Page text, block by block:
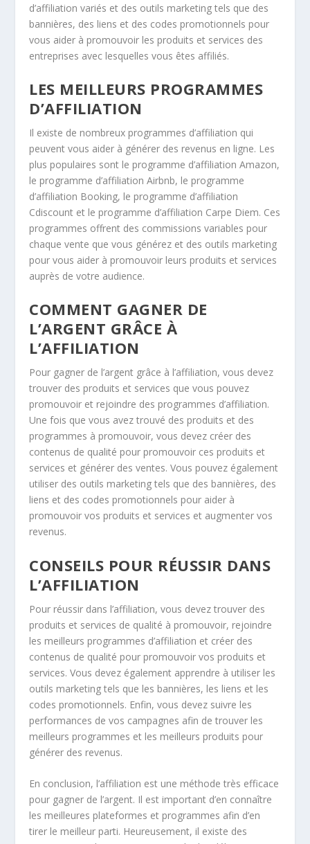
d’affiliation variés et des outils marketing tels que des
bannières, des liens et des codes promotionnels pour
vous aider à promouvoir les produits et services des
entreprises avec lesquelles vous êtes affiliés.
LES MEILLEURS PROGRAMMES
D’AFFILIATION
Il existe de nombreux programmes d’affiliation qui
peuvent vous aider à générer des revenus en ligne. Les
plus populaires sont le programme d’affiliation Amazon,
le programme d’affiliation Airbnb, le programme
d’affiliation Booking, le programme d’affiliation
Cdiscount et le programme d’affiliation Carpe Diem. Ces
programmes offrent des commissions variables pour
chaque vente que vous générez et des outils marketing
pour vous aider à promouvoir leurs produits et services
auprès de votre audience.
COMMENT GAGNER DE
L’ARGENT GRÂCE À
L’AFFILIATION
Pour gagner de l’argent grâce à l’affiliation, vous devez
trouver des produits et services que vous pouvez
promouvoir et rejoindre des programmes d’affiliation.
Une fois que vous avez trouvé des produits et des
programmes à promouvoir, vous devez créer des
contenus de qualité pour promouvoir ces produits et
services et générer des ventes. Vous pouvez également
utiliser des outils marketing tels que des bannières, des
liens et des codes promotionnels pour aider à
promouvoir vos produits et services et augmenter vos
revenus.
CONSEILS POUR RÉUSSIR DANS
L’AFFILIATION
Pour réussir dans l’affiliation, vous devez trouver des
produits et services de qualité à promouvoir, rejoindre
les meilleurs programmes d’affiliation et créer des
contenus de qualité pour promouvoir vos produits et
services. Vous devez également apprendre à utiliser les
outils marketing tels que les bannières, les liens et les
codes promotionnels. Enfin, vous devez suivre les
performances de vos campagnes afin de trouver les
meilleurs programmes et les meilleurs produits pour
générer des revenus.
En conclusion, l’affiliation est une méthode très efficace
pour gagner de l’argent. Il est important d’en connaître
les meilleures plateformes et programmes afin d’en
tirer le meilleur parti. Heureusement, il existe des